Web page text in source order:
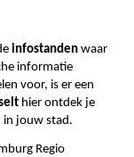
infostanden waar
informatie
voor, is er een
hier ontdek je
in jouw stad.
Regio